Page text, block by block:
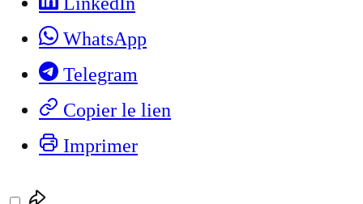
WhatsApp
Telegram
Copier le lien
Imprimer